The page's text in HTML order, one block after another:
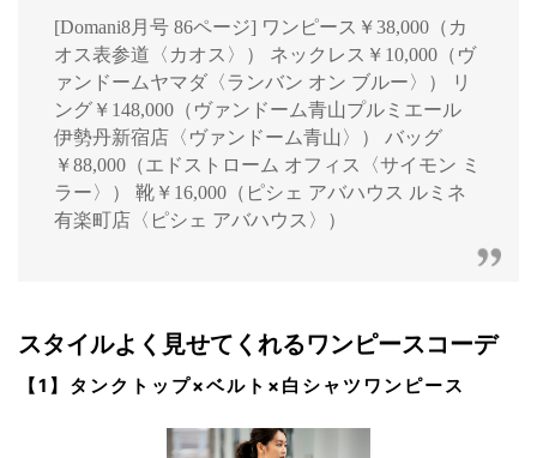
[Domani8月号 86ページ] ワンピース￥38,000（カ
オス表参道〈カオス〉） ネックレス￥10,000（ヴ
ァンドームヤマダ〈ランバン オン ブルー〉） リ
ング￥148,000（ヴァンドーム青山プルミエール
伊勢丹新宿店〈ヴァンドーム青山〉） バッグ
￥88,000（エドストローム オフィス〈サイモン ミ
ラー〉） 靴￥16,000（ピシェ アバハウス ルミネ
有楽町店〈ピシェ アバハウス〉）
スタイルよく見せてくれるワンピースコーデ
【1】タンクトップ×ベルト×白シャツワンピース